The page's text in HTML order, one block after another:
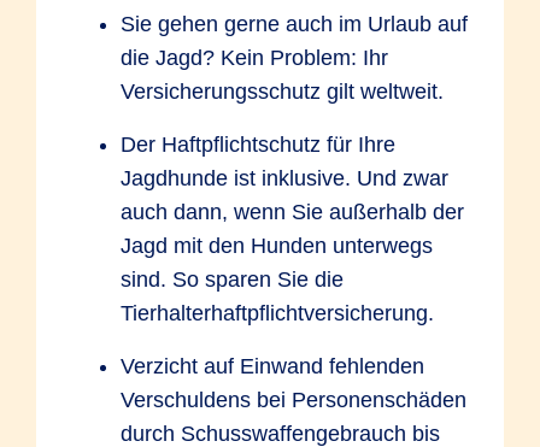
Sie gehen gerne auch im Urlaub auf
die Jagd? Kein Problem: Ihr
Versicherungsschutz gilt weltweit.
Der Haftpflichtschutz für Ihre
Jagdhunde ist inklusive. Und zwar
auch dann, wenn Sie außerhalb der
Jagd mit den Hunden unterwegs
sind. So sparen Sie die
Tierhalterhaftpflichtversicherung.
Verzicht auf Einwand fehlenden
Verschuldens bei Personenschäden
durch Schusswaffengebrauch bis